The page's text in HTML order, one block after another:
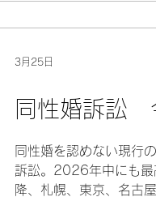
認に従った法令上の性
同性婚訴訟
同性婚を認めない現行
訴訟。2026年中にも最
降、札幌、東京、名古
3月25日